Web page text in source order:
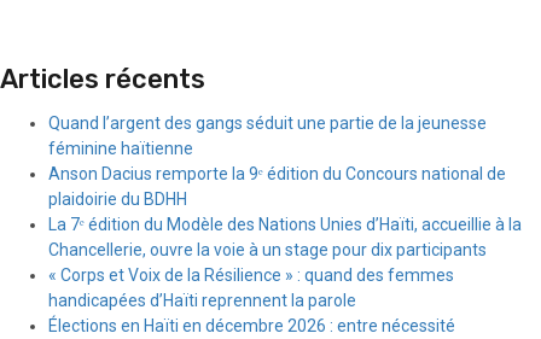
Articles récents
Quand l’argent des gangs séduit une partie de la jeunesse
féminine haïtienne
Anson Dacius remporte la 9ᵉ édition du Concours national de
plaidoirie du BDHH
La 7ᵉ édition du Modèle des Nations Unies d’Haïti, accueillie à la
Chancellerie, ouvre la voie à un stage pour dix participants
« Corps et Voix de la Résilience » : quand des femmes
handicapées d’Haïti reprennent la parole
Élections en Haïti en décembre 2026 : entre nécessité